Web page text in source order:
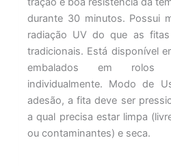
durante 30 minutos. Possui
radiação UV do que as
tradicionais. Está disponível
embalados em rolos
individualmente. Modo de
adesão, a fita deve ser
a qual precisa estar limpa
ou contaminantes) e seca.